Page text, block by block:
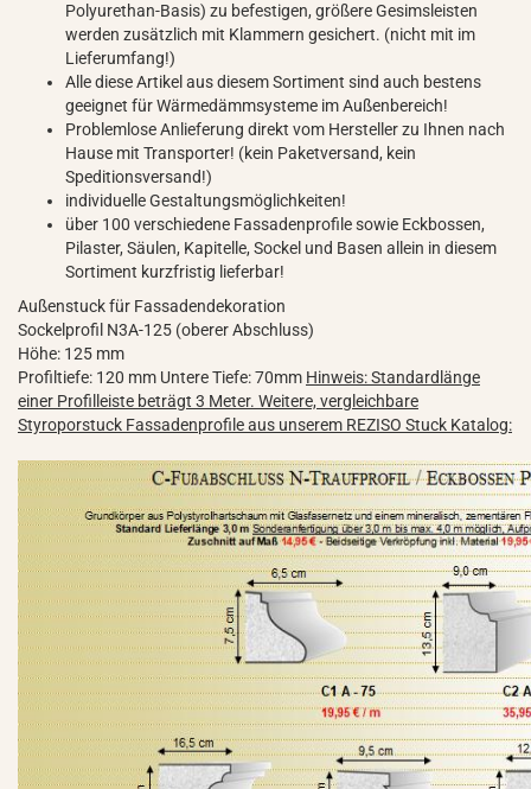
Polyurethan-Basis) zu befestigen, größere Gesimsleisten
werden zusätzlich mit Klammern gesichert. (nicht mit im
Lieferumfang!)
Alle diese Artikel aus diesem Sortiment sind auch bestens
geeignet für Wärmedämmsysteme im Außenbereich!
Problemlose Anlieferung direkt vom Hersteller zu Ihnen nach
Hause mit Transporter! (kein Paketversand, kein
Speditionsversand!)
individuelle Gestaltungsmöglichkeiten!
über 100 verschiedene Fassadenprofile sowie Eckbossen,
Pilaster, Säulen, Kapitelle, Sockel und Basen allein in diesem
Sortiment kurzfristig lieferbar!
Außenstuck für Fassadendekoration
Sockelprofil N3A-125 (oberer Abschluss)
Höhe: 125 mm
Profiltiefe: 120 mm Untere Tiefe: 70mm Hinweis: Standardlänge
einer Profilleiste beträgt 3 Meter. Weitere, vergleichbare
Styroporstuck Fassadenprofile aus unserem REZISO Stuck Katalog: